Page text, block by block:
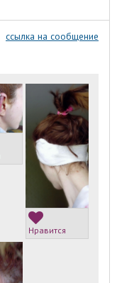
ссылка на сообщение
Нравится